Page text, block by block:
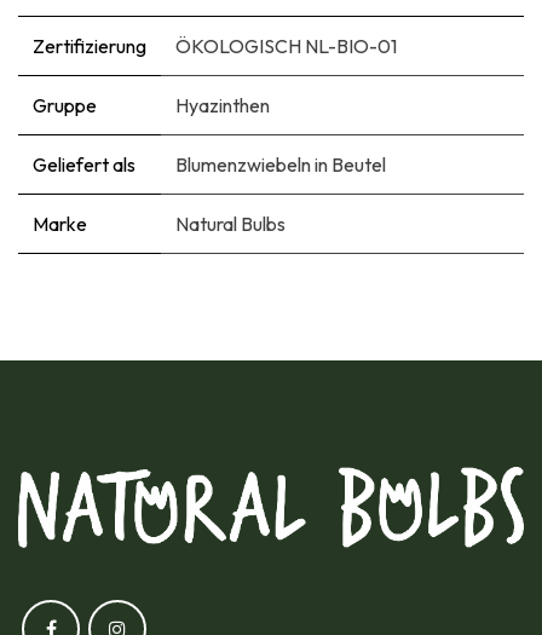
Zertifizierung ÖKOLOGISCH NL-BIO-01
Gruppe Hyazinthen
Geliefert als Blumenzwiebeln in Beutel
Marke Natural Bulbs